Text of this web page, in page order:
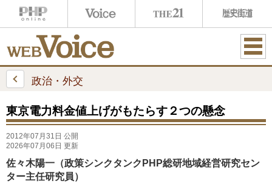
ME
政治・外交
東京電力料金値上げがもたらす２つの懸念
2012年07月31日 公開
2026年07月06日 更新
佐々木陽一（政策シンクタンクPHP総研地域経営研究セン
ター主任研究員）